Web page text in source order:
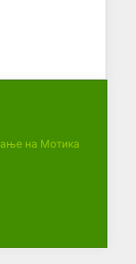
на Мотика